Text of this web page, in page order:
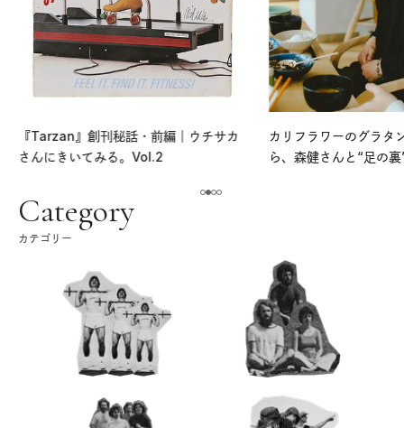
『Tarzan』創刊秘話・前編｜ウチサカ
さんにきいてみる。Vol.2
カリフラワーのグラタ
ら、森健さんと“足の
Category
カテゴリー